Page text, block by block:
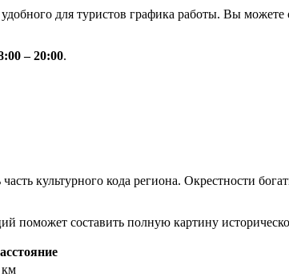
для туристов графика работы. Вы
– 20:00.
культурного кода региона. Окрестности
поможет составить полную картину
км